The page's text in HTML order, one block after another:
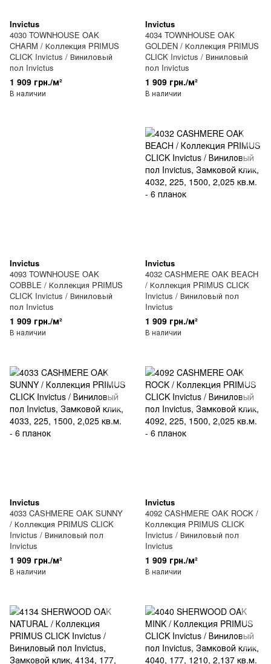
Invictus
4030 TOWNHOUSE OAK
CHARM / Коллекция PRIMUS
CLICK Invictus / Виниловый
пол Invictus
1 909 грн./м²
В наличии
Invictus
4034 TOWNHOUSE OAK
GOLDEN / Коллекция PRIMUS
CLICK Invictus / Виниловый
пол Invictus
1 909 грн./м²
В наличии
Invictus
4093 TOWNHOUSE OAK
COBBLE / Коллекция PRIMUS
CLICK Invictus / Виниловый
пол Invictus
1 909 грн./м²
В наличии
Invictus
4032 CASHMERE OAK BEACH
/ Коллекция PRIMUS CLICK
Invictus / Виниловый пол
Invictus
1 909 грн./м²
В наличии
Invictus
4033 CASHMERE OAK SUNNY
/ Коллекция PRIMUS CLICK
Invictus / Виниловый пол
Invictus
1 909 грн./м²
В наличии
Invictus
4092 CASHMERE OAK ROCK /
Коллекция PRIMUS CLICK
Invictus / Виниловый пол
Invictus
1 909 грн./м²
В наличии